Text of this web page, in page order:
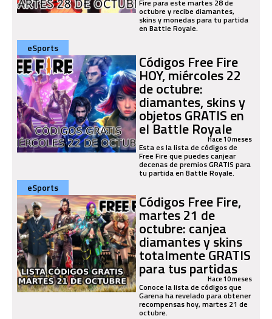
Fire para este martes 28 de
octubre y recibe diamantes,
skins y monedas para tu partida
en Battle Royale.
eSports
Códigos Free Fire
HOY, miércoles 22
de octubre:
diamantes, skins y
objetos GRATIS en
el Battle Royale
Hace 10 meses
Esta es la lista de códigos de
Free Fire que puedes canjear
decenas de premios GRATIS para
tu partida en Battle Royale.
eSports
Códigos Free Fire,
martes 21 de
octubre: canjea
diamantes y skins
totalmente GRATIS
para tus partidas
Hace 10 meses
Conoce la lista de códigos que
Garena ha revelado para obtener
recompensas hoy, martes 21 de
octubre.